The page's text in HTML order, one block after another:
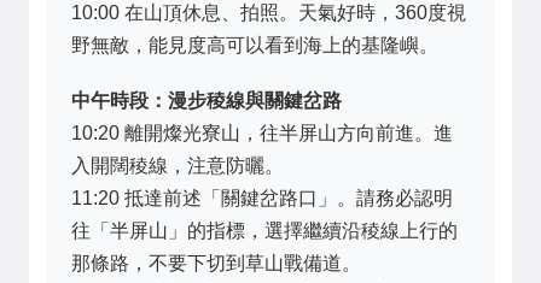
10:00 在山頂休息、拍照。天氣好時，360度視
野無敵，能見度高可以看到海上的基隆嶼。
中午時段：漫步稜線與關鍵岔路
10:20 離開燦光寮山，往半屏山方向前進。進
入開闊稜線，注意防曬。
11:20 抵達前述「關鍵岔路口」。請務必認明
往「半屏山」的指標，選擇繼續沿稜線上行的
那條路，不要下切到草山戰備道。